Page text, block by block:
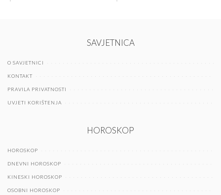
SAVJETNICA
O SAVJETNICI
KONTAKT
PRAVILA PRIVATNOSTI
UVJETI KORIŠTENJA
HOROSKOP
HOROSKOP
DNEVNI HOROSKOP
KINESKI HOROSKOP
OSOBNI HOROSKOP